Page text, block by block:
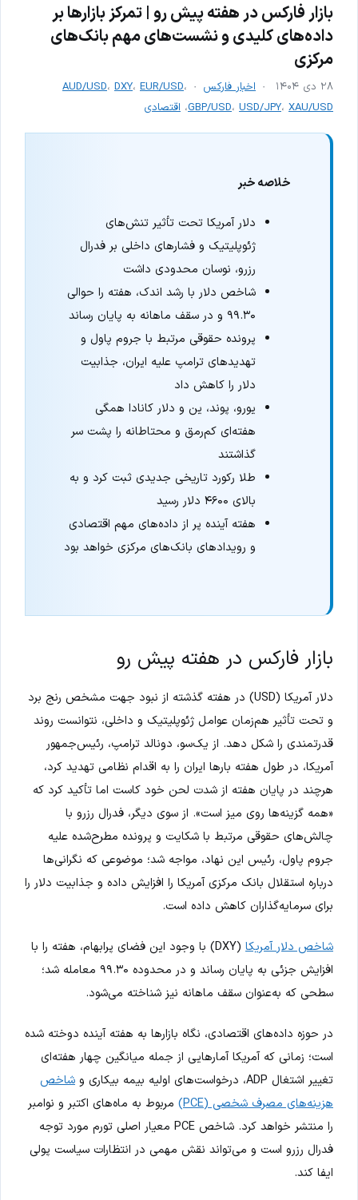
بازار فارکس در هفته پیش رو | تمرکز بازارها بر
داده‌های کلیدی و نشست‌های مهم بانک‌های
مرکزی
۲۸ دی ۱۴۰۴ اخبار فارکس AUD/USD، DXY، EUR/USD،
GBP/USD، USD/JPY، XAU/USD ، اقتصادی
خلاصه خبر
دلار آمریکا تحت تأثیر تنش‌های
ژئوپلیتیک و فشارهای داخلی بر فدرال
رزرو، نوسان محدودی داشت
شاخص دلار با رشد اندک، هفته را حوالی
۹۹.۳۰ و در سقف ماهانه به پایان رساند
پرونده حقوقی مرتبط با جروم پاول و
تهدیدهای ترامپ علیه ایران، جذابیت
دلار را کاهش داد
یورو، پوند، ین و دلار کانادا همگی
هفته‌ای کم‌رمق و محتاطانه را پشت سر
گذاشتند
طلا رکورد تاریخی جدیدی ثبت کرد و به
بالای ۴۶۰۰ دلار رسید
هفته آینده پر از داده‌های مهم اقتصادی
و رویدادهای بانک‌های مرکزی خواهد بود
بازار فارکس در هفته پیش رو
دلار آمریکا (USD) در هفته گذشته از نبود جهت مشخص رنج برد
و تحت تأثیر هم‌زمان عوامل ژئوپلیتیک و داخلی، نتوانست روند
قدرتمندی را شکل دهد. از یک‌سو، دونالد ترامپ، رئیس‌جمهور
آمریکا، در طول هفته بارها ایران را به اقدام نظامی تهدید کرد،
هرچند در پایان هفته از شدت لحن خود کاست اما تأکید کرد که
«همه گزینه‌ها روی میز است». از سوی دیگر، فدرال رزرو با
چالش‌های حقوقی مرتبط با شکایت و پرونده مطرح‌شده علیه
جروم پاول، رئیس این نهاد، مواجه شد؛ موضوعی که نگرانی‌ها
درباره استقلال بانک مرکزی آمریکا را افزایش داده و جذابیت دلار را
برای سرمایه‌گذاران کاهش داده است.
شاخص دلار آمریکا
(DXY) با وجود این فضای پرابهام، هفته را با
افزایش جزئی به پایان رساند و در محدوده ۹۹.۳۰ معامله شد؛
سطحی که به‌عنوان سقف ماهانه نیز شناخته می‌شود.
در حوزه داده‌های اقتصادی، نگاه بازارها به هفته آینده دوخته شده
است؛ زمانی که آمریکا آمارهایی از جمله میانگین چهار هفته‌ای
تغییر اشتغال ADP، درخواست‌های اولیه بیمه بیکاری و
شاخص
هزینه‌های مصرف شخصی (PCE)
مربوط به ماه‌های اکتبر و نوامبر
را منتشر خواهد کرد. شاخص PCE معیار اصلی تورم مورد توجه
فدرال رزرو است و می‌تواند نقش مهمی در انتظارات سیاست پولی
ایفا کند.